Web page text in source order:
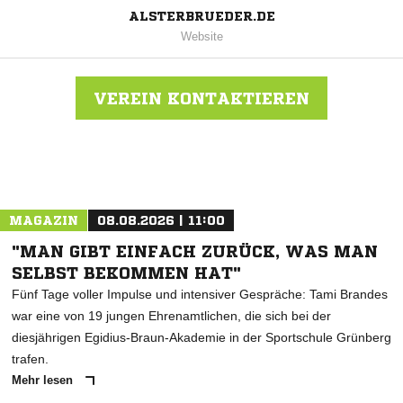
ALSTERBRUEDER.DE
Website
VEREIN KONTAKTIEREN
MAGAZIN 08.08.2026 | 11:00
"MAN GIBT EINFACH ZURÜCK, WAS MAN
SELBST BEKOMMEN HAT"
Fünf Tage voller Impulse und intensiver Gespräche: Tami Brandes
war eine von 19 jungen Ehrenamtlichen, die sich bei der
diesjährigen Egidius-Braun-Akademie in der Sportschule Grünberg
trafen.
Mehr lesen